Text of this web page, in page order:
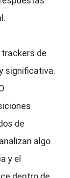
de
significativa.
de
algo
y el